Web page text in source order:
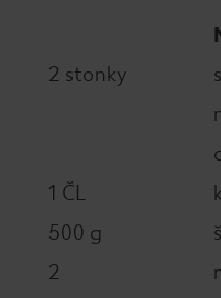
2 stonky
1 ČL
500 g
2